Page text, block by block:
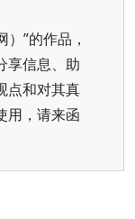
”的作品，
享信息、助
点和对其真
用，请来函